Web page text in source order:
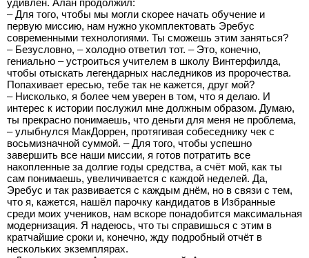
удивлён. Алан продолжил:
– Для того, чтобы мы могли скорее начать обучение и
первую миссию, нам нужно укомплектовать Эребус
современными технологиями. Ты сможешь этим заняться?
– Безусловно, – холодно ответил тот. – Это, конечно,
гениально – устроиться учителем в школу Винтерфилда,
чтобы отыскать легендарных наследников из пророчества.
Попахивает ересью, тебе так не кажется, друг мой?
– Нисколько, я более чем уверен в том, что я делаю. И
интерес к истории послужил мне должным образом. Думаю,
ты прекрасно понимаешь, что деньги для меня не проблема,
– улыбнулся МакДоррен, протягивая собеседнику чек с
восьмизначной суммой. – Для того, чтобы успешно
завершить все наши миссии, я готов потратить все
накопленные за долгие годы средства, а счёт мой, как ты
сам понимаешь, увеличивается с каждой неделей. Да,
Эребус и так развивается с каждым днём, но в связи с тем,
что я, кажется, нашёл парочку кандидатов в Избранные
среди моих учеников, нам вскоре понадобится максимальная
модернизация. Я надеюсь, что ты справишься с этим в
кратчайшие сроки и, конечно, жду подробный отчёт в
нескольких экземплярах.